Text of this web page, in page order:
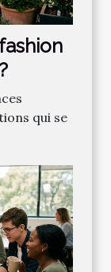
qui se